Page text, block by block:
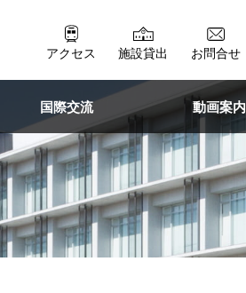
アクセス 施設貸出 お問合せ
国際交流 動画案内